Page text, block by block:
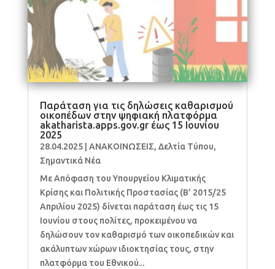
Παράταση για τις δηλώσεις καθαρισμού
οικοπέδων στην ψηφιακή πλατφόρμα
akatharista.apps.gov.gr έως 15 Ιουνίου
2025
28.04.2025| ΑΝΑΚΟΙΝΩΣΕΙΣ, Δελτία Τύπου,
Σημαντικά Νέα
Με Απόφαση του Υπουργείου Κλιματικής
Κρίσης και Πολιτικής Προστασίας (Β’ 2015/25
Απριλίου 2025) δίνεται παράταση έως τις 15
Ιουνίου στους πολίτες, προκειμένου να
δηλώσουν τον καθαρισμό των οικοπεδικών και
ακάλυπτων χώρων ιδιοκτησίας τους, στην
πλατφόρμα του Εθνικού...